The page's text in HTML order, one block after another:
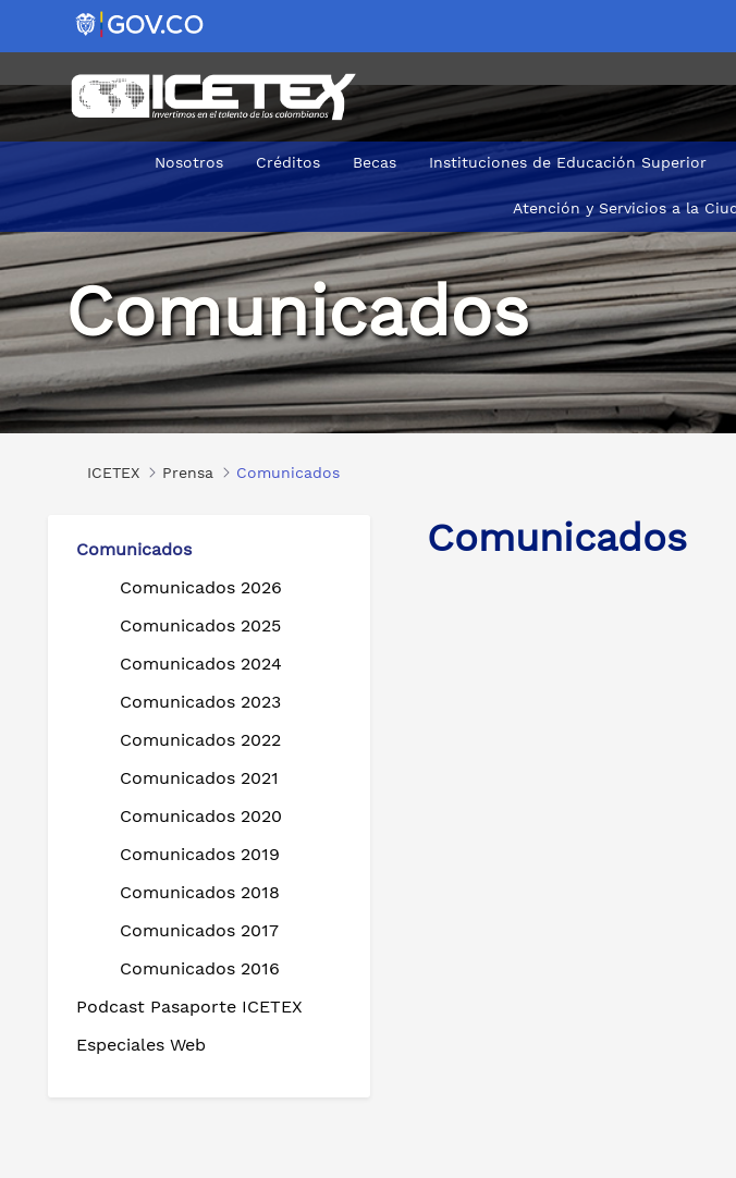
Nosotros Créditos Becas Instituciones de Educación Superior
Atención y Servicios a la
Comunicados
ICETEX Prensa Comunicados
Comunicados
Comunicados 2026
Comunicados 2025
Comunicados 2024
Comunicados 2023
Comunicados 2022
Comunicados 2021
Comunicados 2020
Comunicados 2019
Comunicados 2018
Comunicados 2017
Comunicados 2016
Podcast Pasaporte ICETEX
Especiales Web
Comunicados